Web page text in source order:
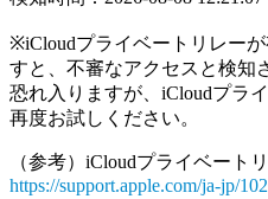
※iCloudプライベートリレー
すと、不審なアクセスと検知
恐れ入りますが、iCloudプラ
再度お試しください。
（参考）iCloudプライベート
https://support.apple.com/ja-jp/